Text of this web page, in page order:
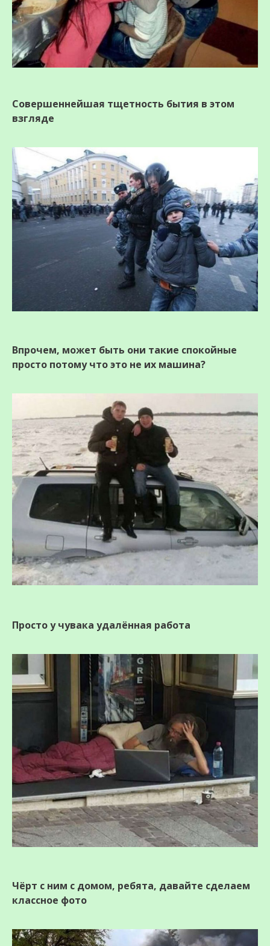
Совершеннейшая тщетность бытия в этом
взгляде
Впрочем, может быть они такие спокойные
просто потому что это не их машина?
Просто у чувака удалённая работа
Чёрт с ним с домом, ребята, давайте сделаем
классное фото